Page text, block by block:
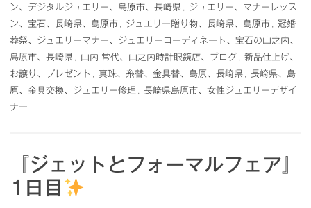
ン、デジタルジュエリー、島原市、長崎県
ジュエリー、マナーレッス
ン、宝石、長崎県、島原市
ジュエリー贈り物、長崎県、島原市
冠婚
葬祭、ジュエリーマナー、ジュエリーコーディネート、宝石の山之内、
島原市、長崎県
山内 常代、山之内時計眼鏡店、ブログ
新品仕上げ、
お譲り、プレゼント
真珠、糸替、金具替、島原、長崎県
長崎県、島
原、金具交換、ジュエリー修理
長崎県島原市、女性ジュエリーデザイ
ナー
『ジェットとフォーマルフェア』
1日目